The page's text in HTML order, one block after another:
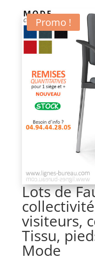
Promo !
Lots de
visiteurs,
Tissu,
Mode